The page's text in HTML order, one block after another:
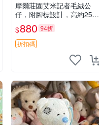
摩爾莊園艾米記者毛絨公
仔，附腳標設計，高約25公
分，全新未拆封，限量珍
藏。艾米記者 毛絨公仔 超
萌玩偶
$880 94折
折扣碼